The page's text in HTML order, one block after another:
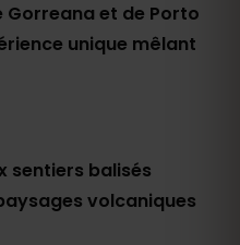
Gorreana et de Porto
unique mêlant
sentiers balisés
volcaniques